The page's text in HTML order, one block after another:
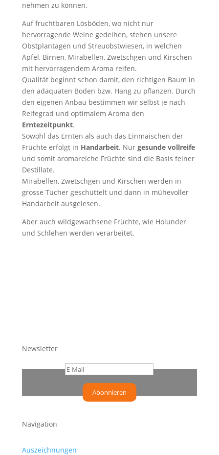
nehmen zu können.
Auf fruchtbaren Lösböden, wo nicht nur
hervorragende Weine gedeihen, stehen unsere
Obstplantagen und Streuobstwiesen, in welchen
Äpfel, Birnen, Mirabellen, Zwetschgen und Kirschen
mit hervorragendem Aroma reifen.
Qualität beginnt schon damit, den richtigen Baum in
den adäquaten Boden bzw. Hang zu pflanzen. Durch
den eigenen Anbau bestimmen wir selbst je nach
Reifegrad und optimalem Aroma den
Erntezeitpunkt.
Sowohl das Ernten als auch das Einmaischen der
Früchte erfolgt in Handarbeit. Nur gesunde vollreife
und somit aromareiche Früchte sind die Basis feiner
Destillate.
Mirabellen, Zwetschgen und Kirschen werden in
grosse Tücher geschüttelt und dann in mühevoller
Handarbeit ausgelesen.
Aber auch wildgewachsene Früchte, wie Holunder
und Schlehen werden verarbeitet.
Newsletter
Abonnieren
Navigation
Auszeichnungen